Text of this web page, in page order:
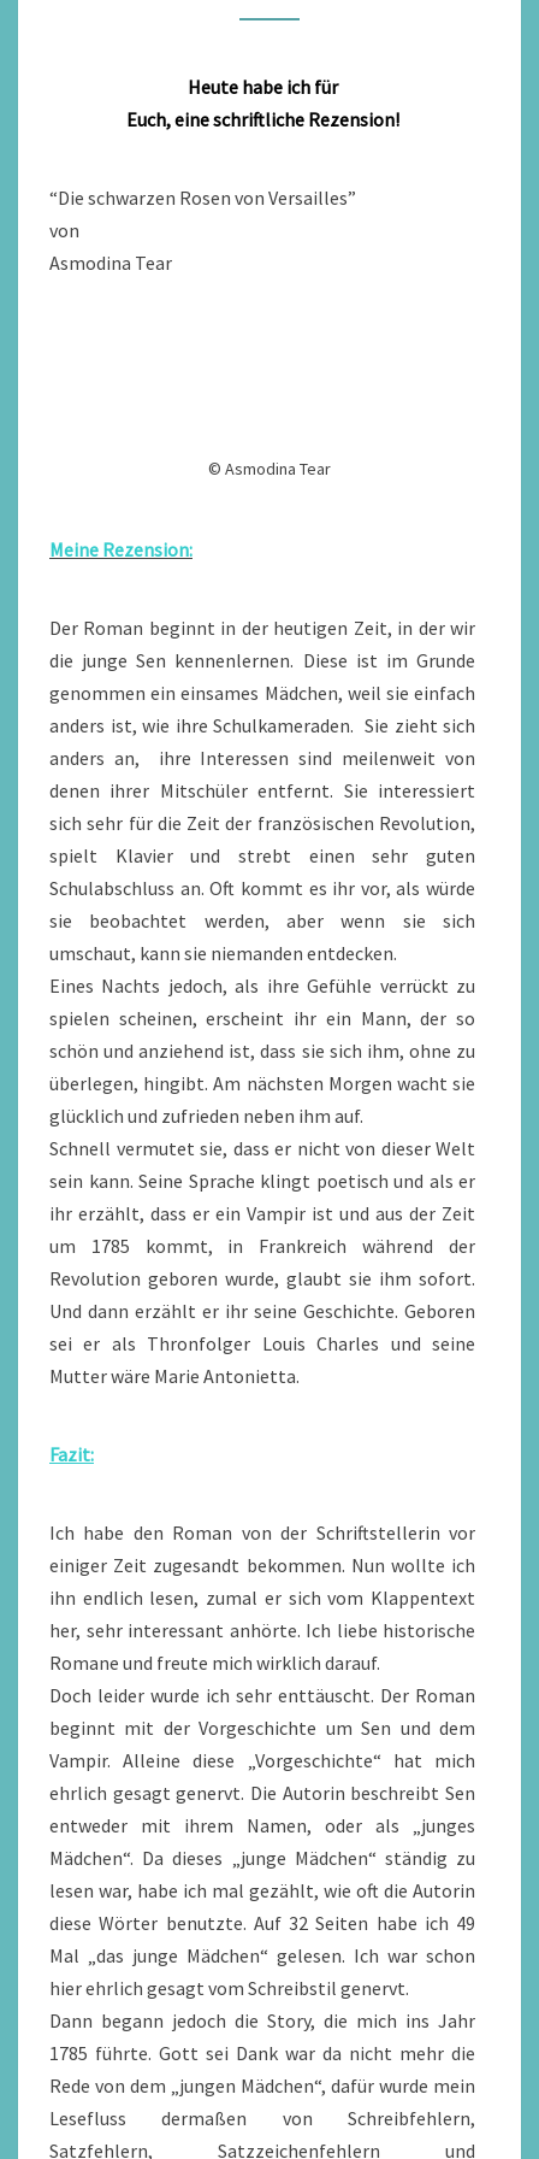
Heute habe ich für
Euch, eine schriftliche Rezension!
“Die schwarzen Rosen von Versailles”
von
Asmodina Tear
© Asmodina Tear
Meine Rezension:
Der Roman beginnt in der heutigen Zeit, in der wir
die junge Sen kennenlernen. Diese ist im Grunde
genommen ein einsames Mädchen, weil sie einfach
anders ist, wie ihre Schulkameraden. Sie zieht sich
anders an, ihre Interessen sind meilenweit von
denen ihrer Mitschüler entfernt. Sie interessiert
sich sehr für die Zeit der französischen Revolution,
spielt Klavier und strebt einen sehr guten
Schulabschluss an. Oft kommt es ihr vor, als würde
sie beobachtet werden, aber wenn sie sich
umschaut, kann sie niemanden entdecken.
Eines Nachts jedoch, als ihre Gefühle verrückt zu
spielen scheinen, erscheint ihr ein Mann, der so
schön und anziehend ist, dass sie sich ihm, ohne zu
überlegen, hingibt. Am nächsten Morgen wacht sie
glücklich und zufrieden neben ihm auf.
Schnell vermutet sie, dass er nicht von dieser Welt
sein kann. Seine Sprache klingt poetisch und als er
ihr erzählt, dass er ein Vampir ist und aus der Zeit
um 1785 kommt, in Frankreich während der
Revolution geboren wurde, glaubt sie ihm sofort.
Und dann erzählt er ihr seine Geschichte. Geboren
sei er als Thronfolger Louis Charles und seine
Mutter wäre Marie Antonietta.
Fazit:
Ich habe den Roman von der Schriftstellerin vor
einiger Zeit zugesandt bekommen. Nun wollte ich
ihn endlich lesen, zumal er sich vom Klappentext
her, sehr interessant anhörte. Ich liebe historische
Romane und freute mich wirklich darauf.
Doch leider wurde ich sehr enttäuscht. Der Roman
beginnt mit der Vorgeschichte um Sen und dem
Vampir. Alleine diese „Vorgeschichte“ hat mich
ehrlich gesagt genervt. Die Autorin beschreibt Sen
entweder mit ihrem Namen, oder als „junges
Mädchen“. Da dieses „junge Mädchen“ ständig zu
lesen war, habe ich mal gezählt, wie oft die Autorin
diese Wörter benutzte. Auf 32 Seiten habe ich 49
Mal „das junge Mädchen“ gelesen. Ich war schon
hier ehrlich gesagt vom Schreibstil genervt.
Dann begann jedoch die Story, die mich ins Jahr
1785 führte. Gott sei Dank war da nicht mehr die
Rede von dem „jungen Mädchen“, dafür wurde mein
Lesefluss dermaßen von Schreibfehlern,
Satzfehlern, Satzzeichenfehlern und